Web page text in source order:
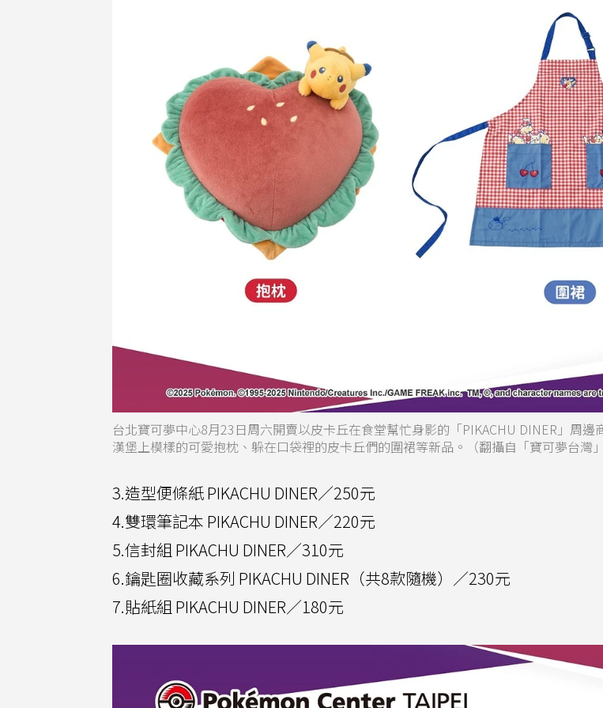
台北寶可夢中心8月23日周六開賣以皮卡丘在食堂幫忙身影的「PIKACHU DINER」周邊
漢堡上模樣的可愛抱枕、躲在口袋裡的皮卡丘們的圍裙等新品。（翻攝自「寶可夢台灣
3.造型便條紙 PIKACHU DINER／250元
4.雙環筆記本 PIKACHU DINER／220元
5.信封組 PIKACHU DINER／310元
6.鑰匙圈收藏系列 PIKACHU DINER（共8款隨機）／230元
7.貼紙組 PIKACHU DINER／180元